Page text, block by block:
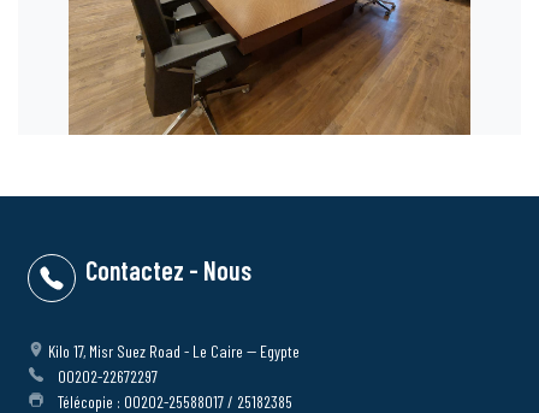
Contactez - Nous
Kilo 17, Misr Suez Road - Le Caire -- Egypte
00202-22672297
Télécopie : 00202-25588017 / 25182385